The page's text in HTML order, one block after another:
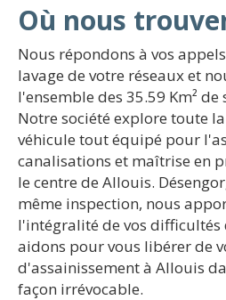
Où nous
Nous répondons à vos
lavage de votre réseaux et
l'ensemble des 35.59 Km²
Notre société explore toute
véhicule tout équipé pour
canalisations et maîtrise en
le centre de Allouis.
même inspection, nous
l'intégralité de vos difficultés
aidons pour vous libérer de
d'assainissement à Allouis
façon irrévocable.